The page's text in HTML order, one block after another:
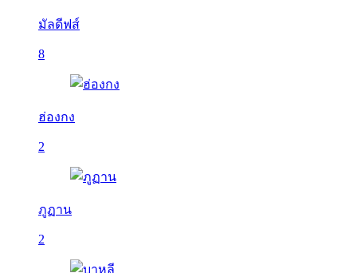
มัลดีฟส์
8
ฮ่องกง
2
ภูฏาน
2